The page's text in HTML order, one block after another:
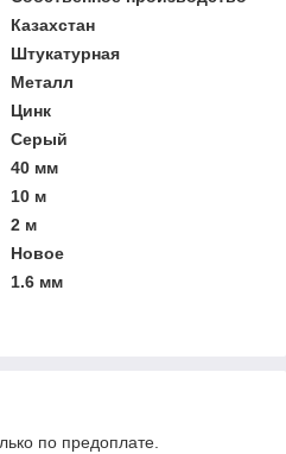
Казахстан
Штукатурная
Металл
Цинк
Серый
40 мм
10 м
2 м
Новое
1.6 мм
по предоплате.